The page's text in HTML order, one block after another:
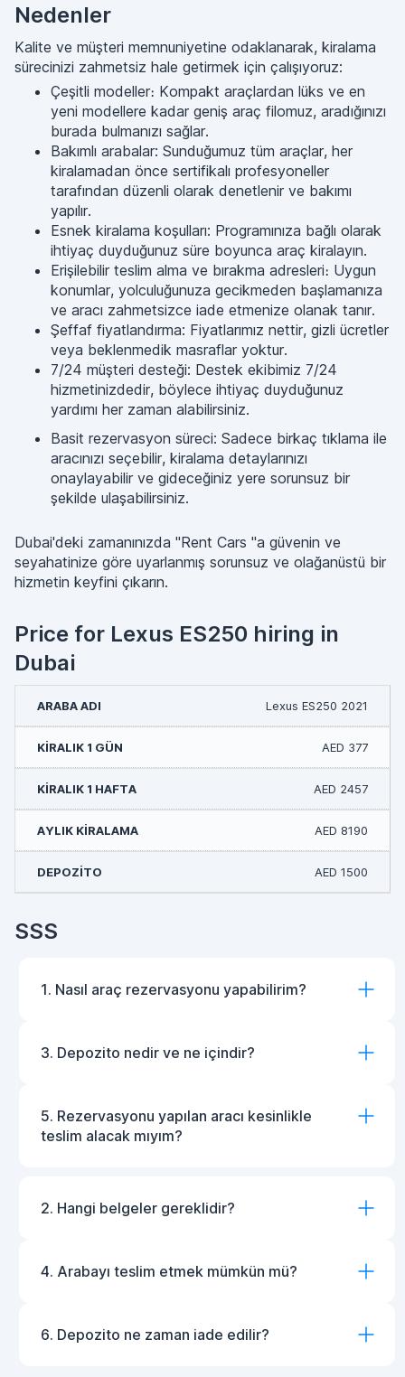
Nedenler
Kalite ve müşteri memnuniyetine odaklanarak, kiralama
sürecinizi zahmetsiz hale getirmek için çalışıyoruz:
Çeşitli modeller։ Kompakt araçlardan lüks ve en
yeni modellere kadar geniş araç filomuz, aradığınızı
burada bulmanızı sağlar.
Bakımlı arabalar: Sunduğumuz tüm araçlar, her
kiralamadan önce sertifikalı profesyoneller
tarafından düzenli olarak denetlenir ve bakımı
yapılır.
Esnek kiralama koşulları: Programınıza bağlı olarak
ihtiyaç duyduğunuz süre boyunca araç kiralayın.
Erişilebilir teslim alma ve bırakma adresleri։ Uygun
konumlar, yolculuğunuza gecikmeden başlamanıza
ve aracı zahmetsizce iade etmenize olanak tanır.
Şeffaf fiyatlandırma: Fiyatlarımız nettir, gizli ücretler
veya beklenmedik masraflar yoktur.
7/24 müşteri desteği: Destek ekibimiz 7/24
hizmetinizdedir, böylece ihtiyaç duyduğunuz
yardımı her zaman alabilirsiniz.
Basit rezervasyon süreci: Sadece birkaç tıklama ile
aracınızı seçebilir, kiralama detaylarınızı
onaylayabilir ve gideceğiniz yere sorunsuz bir
şekilde ulaşabilirsiniz.
Dubai'deki zamanınızda "Rent Cars "a güvenin ve
seyahatinize göre uyarlanmış sorunsuz ve olağanüstü bir
hizmetin keyfini çıkarın.
Price for Lexus ES250 hiring in
Dubai
Lexus ES250 2021
AED 377
AED 2457
AED 8190
AED 1500
SSS
1. Nasıl araç rezervasyonu yapabilirim?
3. Depozito nedir ve ne içindir?
5. Rezervasyonu yapılan aracı kesinlikle
teslim alacak mıyım?
2. Hangi belgeler gereklidir?
4. Arabayı teslim etmek mümkün mü?
6. Depozito ne zaman iade edilir?